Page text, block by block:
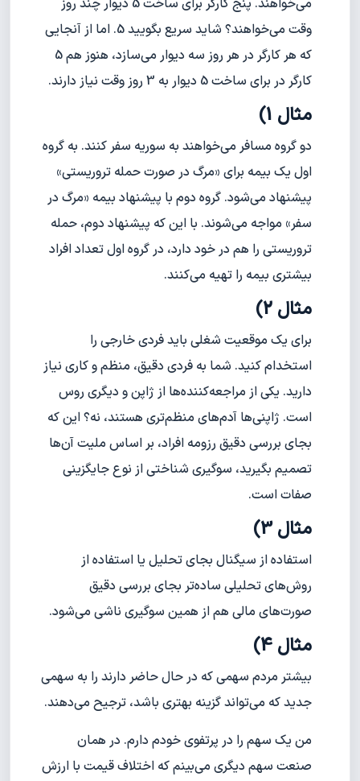
وقت می‌خواهند؟ شاید سریع بگویید 5. اما از آنجایی
که هر کارگر در هر روز سه دیوار می‌سازد، هنوز هم 5
کارگر در برای ساخت 5 دیوار به 3 روز وقت نیاز دارند.
مثال 1)
دو گروه مسافر می‌خواهند به سوریه سفر کنند. به گروه
اول یک بیمه برای «مرگ در صورت حمله تروریستی»
پیشنهاد می‌شود. گروه دوم با پیشنهاد بیمه «مرگ در
سفر» مواجه می‌شوند. با این که پیشنهاد دوم، حمله
تروریستی را هم در خود دارد، در گروه اول تعداد افراد
بیشتری بیمه را تهیه می‌کنند.
مثال 2)
برای یک موقعیت شغلی باید فردی خارجی را
استخدام کنید. شما به فردی دقیق، منظم و کاری نیاز
دارید. یکی از مراجعه‌کننده‌ها از ژاپن و دیگری روس
است. ژاپنی‌ها آدم‌های منظم‌تری هستند، نه؟ این که
بجای بررسی دقیق رزومه افراد، بر اساس ملیت آن‌ها
تصمیم بگیرید، سوگیری شناختی از نوع جایگزینی
صفات است.
مثال 3)
استفاده از سیگنال بجای تحلیل یا استفاده از
روش‌های تحلیلی ساده‌تر بجای بررسی دقیق
صورت‌های مالی هم از همین سوگیری ناشی می‌شود.
مثال 4)
بیشتر مردم سهمی که در حال حاضر دارند را به سهمی
جدید که می‌تواند گزینه بهتری باشد، ترجیح می‌دهند.
من یک سهم را در پرتفوی خودم دارم. در همان
صنعت سهم دیگری می‌بینم که اختلاف قیمت با ارزش